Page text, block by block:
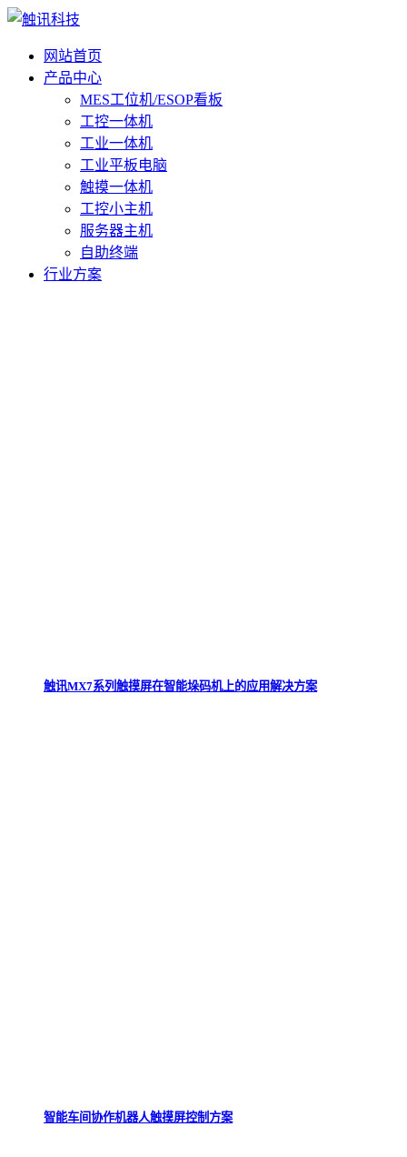
网站首页
产品中心
MES工位机/ESOP看板
工控一体机
工业一体机
工业平板电脑
触摸一体机
工控小主机
服务器主机
自助终端
行业方案
触讯MX7系列触摸屏在智能垛码机上的应用解决方案
智能车间协作机器人触摸屏控制方案